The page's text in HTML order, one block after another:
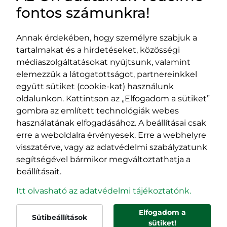
Impresszum
Adatvédelmi szabályzat
EPP program
400029 Kolozsvár,
Fürdő (Card. Iuliu Hossu) utca, 41.
szám
tel/fax:0723 250 321
email:office@rmdsz.ro
Majális utca, 60.
szám
tel/fax:0264 590 758
email:
office@rmdsz.ro
© rmdsz.ro 2026
fontos számunkra!
Annak érdekében, hogy személyre szabjuk a
tartalmakat és a hirdetéseket, közösségi
médiaszolgáltatásokat nyújtsunk, valamint
elemezzük a látogatottságot, partnereinkkel
együtt sütiket (cookie-kat) használunk
oldalunkon. Kattintson az „Elfogadom a sütiket”
gombra az említett technológiák webes
használatának elfogadásához. A beállításai csak
erre a weboldalra érvényesek. Erre a webhelyre
visszatérve, vagy az adatvédelmi szabályzatunk
segítségével bármikor megváltoztathatja a
beállításait.
Itt olvasható az adatvédelmi tájékoztatónk.
Sütibeállítások
Elfogadom a
sütiket!